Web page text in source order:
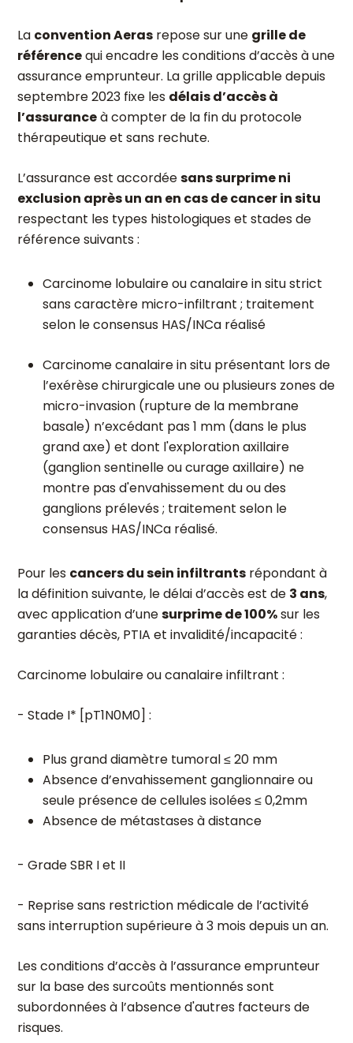
La convention Aeras repose sur une grille de
référencequi encadre les conditions d’accès à une
assurance emprunteur. La grille applicable depuis
septembre 2023 fixe les délais d’accès à
l’assuranceà compter de la fin du protocole
thérapeutique et sans rechute.
L’assurance est accordéesans surprime ni
exclusion après un an en cas de cancer in situ
respectant les types histologiques et stades de
référence suivants :
Carcinome lobulaire ou canalaire in situ strict
sans caractère micro-infiltrant ; traitement
selon le consensus HAS/INCa réalisé
Carcinome canalaire in situ présentant lors de
l’exérèse chirurgicale une ou plusieurs zones de
micro-invasion (rupture de la membrane
basale) n’excédant pas 1 mm (dans le plus
grand axe) et dont l'exploration axillaire
(ganglion sentinelle ou curage axillaire) ne
montre pas d'envahissement du ou des
ganglions prélevés ; traitement selon le
consensus HAS/INCa réalisé.
Pour les cancers du sein infiltrants répondant à
la définition suivante, le délai d’accès est de 3 ans,
avec application d’unesurprime de 100%sur les
garanties décès, PTIA et invalidité/incapacité :
Carcinome lobulaire ou canalaire infiltrant :
- Stade I* [pT1N0M0] :
Plus grand diamètre tumoral ≤ 20 mm
Absence d’envahissement ganglionnaire ou
seule présence de cellules isolées ≤ 0,2mm
Absence de métastases à distance
- Grade SBR I et II
- Reprise sans restriction médicale de l’activité
sans interruption supérieure à 3 mois depuis un an.
Les conditions d’accès à l’assurance emprunteur
sur la base des surcoûts mentionnés sont
subordonnées à l’absence d'autres facteurs de
risques.